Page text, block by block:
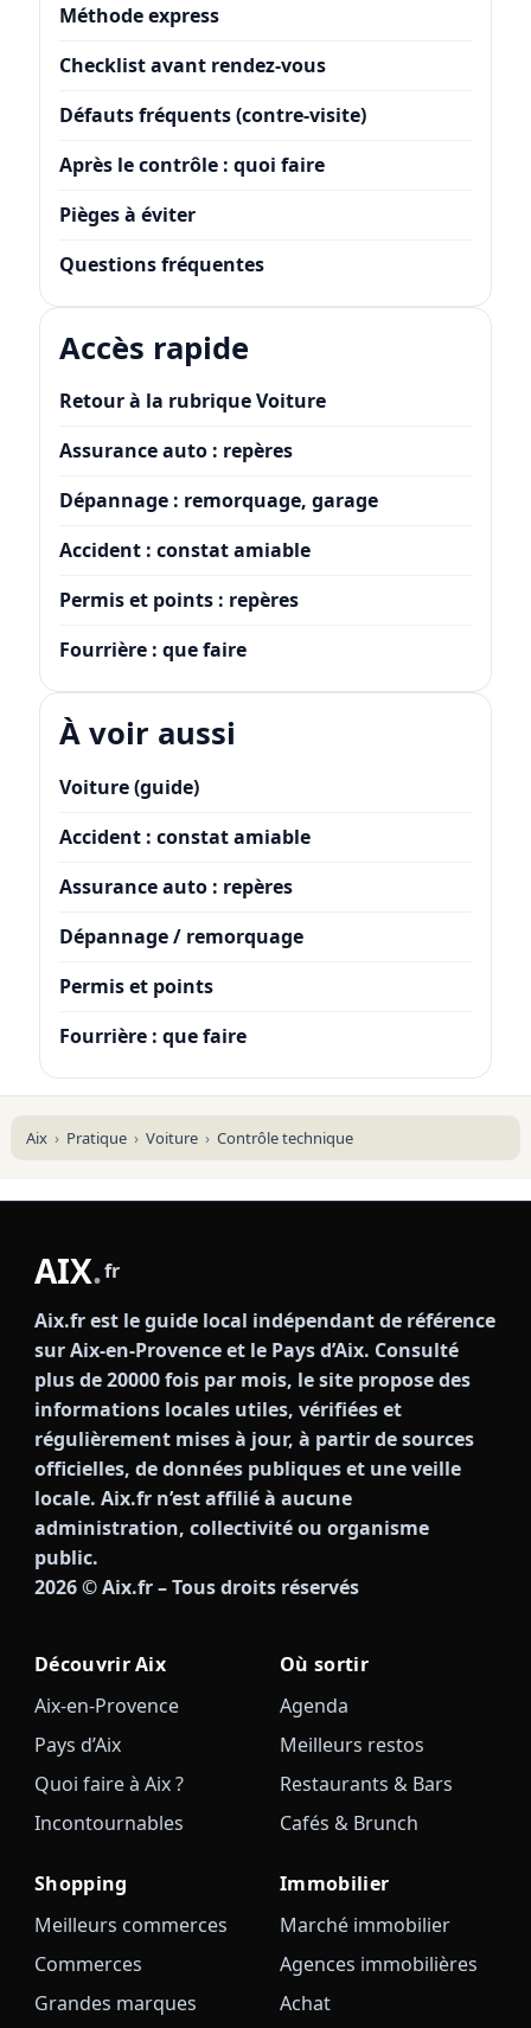
Méthode express
Checklist avant rendez-vous
Défauts fréquents (contre-visite)
Après le contrôle : quoi faire
Pièges à éviter
Questions fréquentes
Accès rapide
Retour à la rubrique Voiture
Assurance auto : repères
Dépannage : remorquage, garage
Accident : constat amiable
Permis et points : repères
Fourrière : que faire
À voir aussi
Voiture (guide)
Accident : constat amiable
Assurance auto : repères
Dépannage / remorquage
Permis et points
Fourrière : que faire
Aix Pratique Voiture Contrôle technique
AIX.fr
Aix.fr est le guide local indépendant de référence
sur Aix-en-Provence et le Pays d’Aix. Consulté
plus de 20000 fois par mois, le site propose des
informations locales utiles, vérifiées et
régulièrement mises à jour, à partir de sources
officielles, de données publiques et une veille
locale. Aix.fr n’est affilié à aucune
administration, collectivité ou organisme
public.
2026© Aix.fr – Tous droits réservés
Découvrir Aix
Aix-en-Provence
Pays d’Aix
Quoi faire à Aix ?
Incontournables
Où sortir
Agenda
Meilleurs restos
Restaurants & Bars
Cafés & Brunch
Shopping
Meilleurs commerces
Commerces
Grandes marques
Immobilier
Marché immobilier
Agences immobilières
Achat